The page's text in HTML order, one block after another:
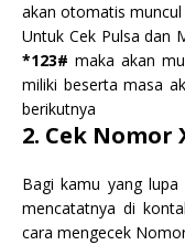
akan otomatis
Untuk Cek Pulsa dan
*123# maka akan
miliki beserta masa
berikutnya
2. Cek Nomor
Bagi kamu yang
mencatatnya di
cara mengecek